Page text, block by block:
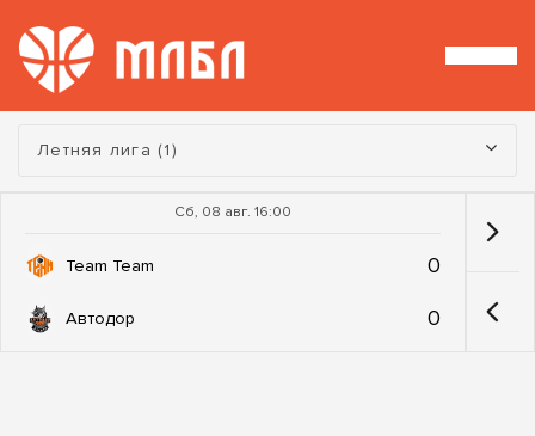
Турнир:
Летняя лига (1)
Сб, 08 авг. 16:00
Team Team 0
Автодор 0